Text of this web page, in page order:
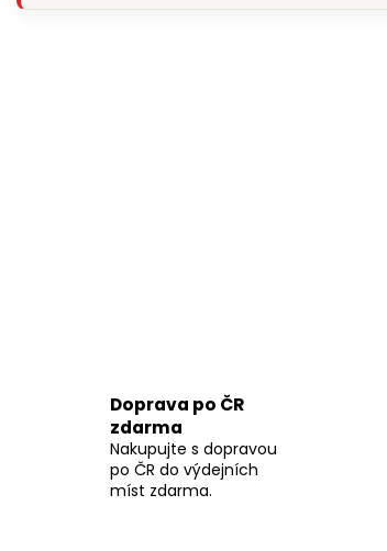
Doprava po ČR
zdarma
Nakupujte s dopravou
po ČR do výdejních
míst zdarma.